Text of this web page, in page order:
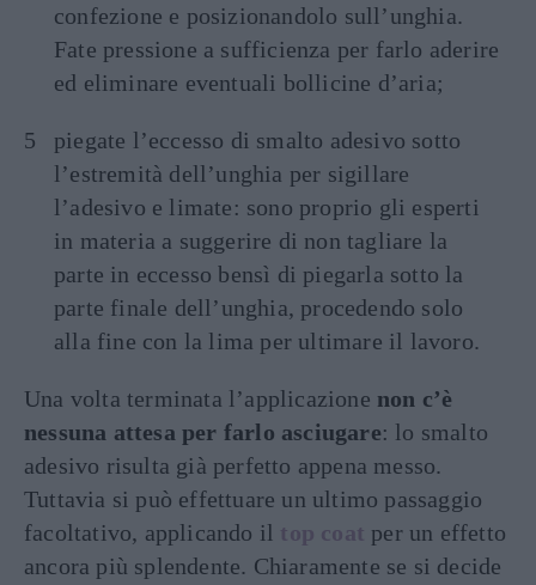
confezione e posizionandolo sull’unghia.
Fate pressione a sufficienza per farlo aderire
ed eliminare eventuali bollicine d’aria;
piegate l’eccesso di smalto adesivo sotto
l’estremità dell’unghia per sigillare
l’adesivo e limate: sono proprio gli esperti
in materia a suggerire di non tagliare la
parte in eccesso bensì di piegarla sotto la
parte finale dell’unghia, procedendo solo
alla fine con la lima per ultimare il lavoro.
Una volta terminata l’applicazione non c’è
nessuna attesa per farlo asciugare: lo smalto
adesivo risulta già perfetto appena messo.
Tuttavia si può effettuare un ultimo passaggio
facoltativo, applicando il top coat per un effetto
ancora più splendente. Chiaramente se si decide